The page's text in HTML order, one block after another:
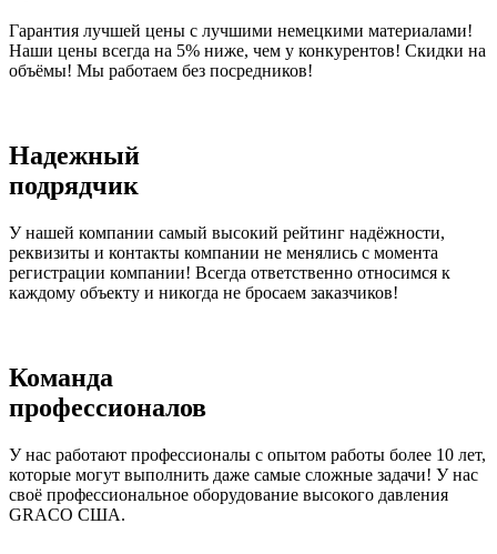
Гарантия лучшей цены с лучшими немецкими материалами!
Наши цены всегда на 5% ниже, чем у конкурентов! Скидки на
объёмы! Мы работаем без посредников!
Надежный
подрядчик
У нашей компании самый высокий рейтинг надёжности,
реквизиты и контакты компании не менялись с момента
регистрации компании! Всегда ответственно относимся к
каждому объекту и никогда не бросаем заказчиков!
Команда
профессионалов
У нас работают профессионалы с опытом работы более 10 лет,
которые могут выполнить даже самые сложные задачи! У нас
своё профессиональное оборудование высокого давления
GRACO США.